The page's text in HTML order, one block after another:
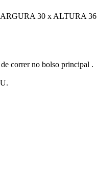
30 x ALTURA 36
correr no bolso principal .